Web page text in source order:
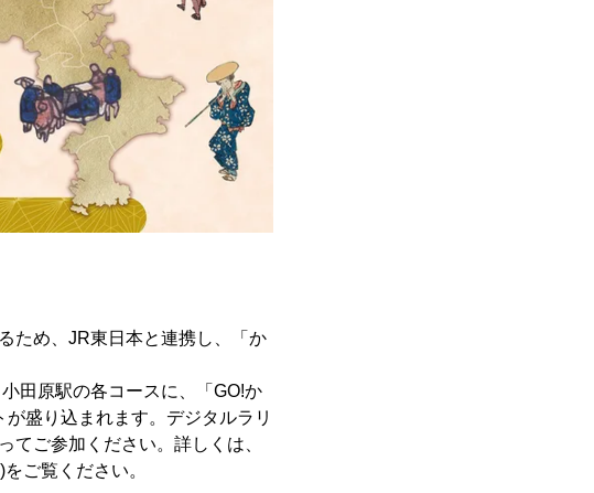
ため、JR東日本と連携し、「か
田原駅の各コースに、「GO!か
盛り込まれます。デジタルラリ
てご参加ください。詳しくは、
ご覧ください。